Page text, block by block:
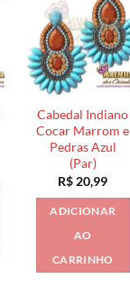
Cabedal Indiano
Cocar Marrom e
Pedras Azul
(Par)
R$ 20,99
ADICIONAR
AO
CARRINHO